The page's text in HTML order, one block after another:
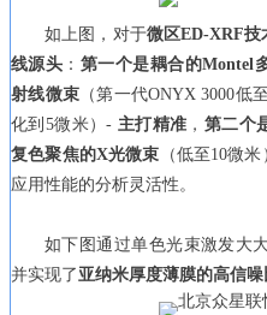
如上图，对于微区ED-XRF技
线源头 ： 第一个是耦合的Montel
射线微束 （第一代ONYX 3000低
化到5微米）- 主打精准 ， 第二个
复色聚焦的X光微束 （低至10微
应用性能的分析灵活性。
如下图通过单色光束激发大
并实现了 亚纳米厚度薄膜的高信